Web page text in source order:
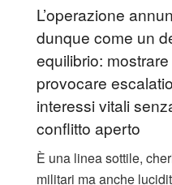
L’operazione
dunque come un
equilibrio:
provocare
interessi vitali
conflitto aperto
È una linea sottile,
militari ma anche